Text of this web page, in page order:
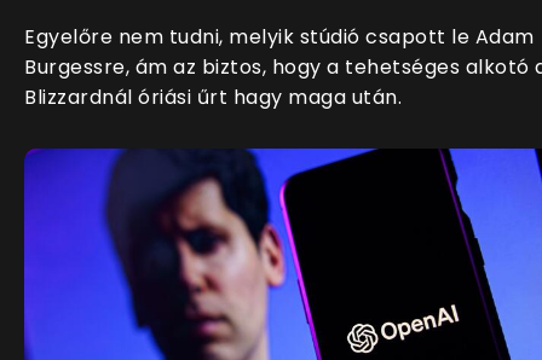
Egyelőre nem tudni, melyik stúdió csapott le Adam
Burgessre, ám az biztos, hogy a tehetséges alkotó
Blizzardnál óriási űrt hagy maga után.